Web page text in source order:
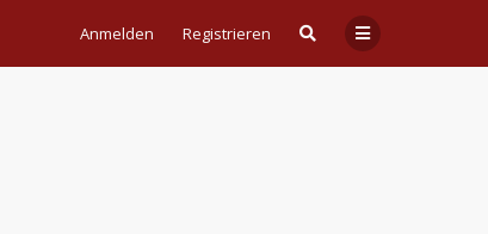
Anmelden Registrieren